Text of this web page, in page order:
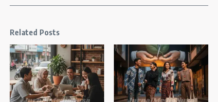
Related Posts